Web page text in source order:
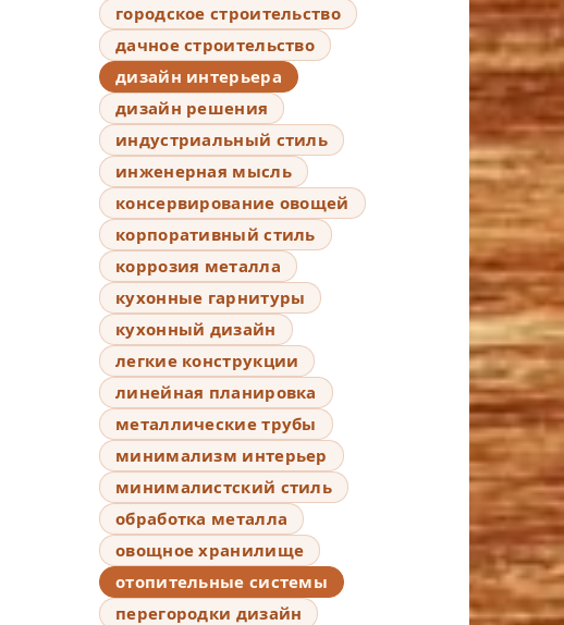
городское строительство
дачное строительство
дизайн интерьера
дизайн решения
индустриальный стиль
инженерная мысль
консервирование овощей
корпоративный стиль
коррозия металла
кухонные гарнитуры
кухонный дизайн
легкие конструкции
линейная планировка
металлические трубы
минимализм интерьер
минималистский стиль
обработка металла
овощное хранилище
отопительные системы
перегородки дизайн